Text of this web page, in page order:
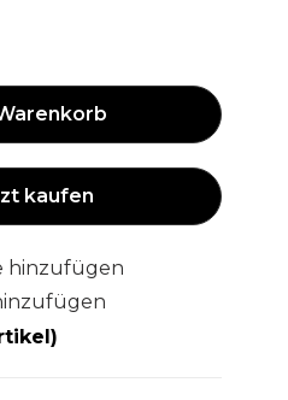
kaufen
hinzufügen